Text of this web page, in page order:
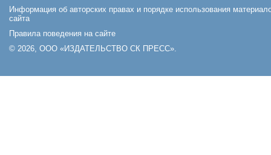
Информация об авторских правах и порядке использования
сайта
Правила поведения на сайте
© 2026, ООО «ИЗДАТЕЛЬСТВО СК ПРЕСС».